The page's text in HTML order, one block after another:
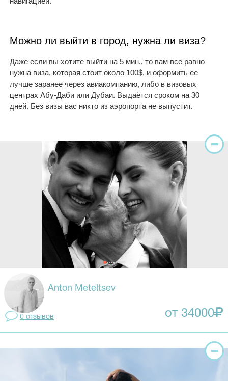
Можно ли выйти в город, нужна ли виза?
Даже если вы хотите выйти на 5 мин., то вам все равно
нужна виза, которая стоит около 100$, и оформить ее
лучше заранее через авиакомпанию, либо в визовых
центрах Абу-Даби или Дубаи. Выдаётся сроком на 30
дней. Без визы вас никто из аэропорта не выпустит.
Anton Meteltsev
0 отзывов от 34000